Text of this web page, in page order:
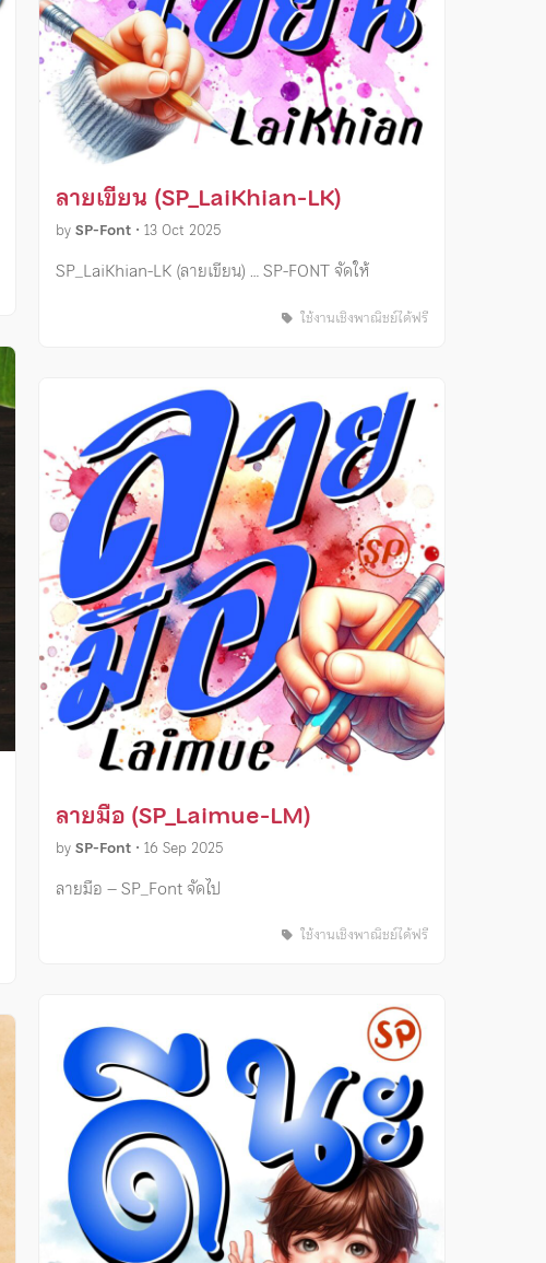
ลายเขียน (SP_LaiKhian-LK)
bySP-Font• 13 Oct 2025
SP_LaiKhian-LK (ลายเขียน) … SP-FONT จัดให้
ใช้งานเชิงพาณิชย์ได้ฟรี
ลายมือ (SP_Laimue-LM)
bySP-Font• 16 Sep 2025
ลายมือ – SP_Font จัดไป
ใช้งานเชิงพาณิชย์ได้ฟรี